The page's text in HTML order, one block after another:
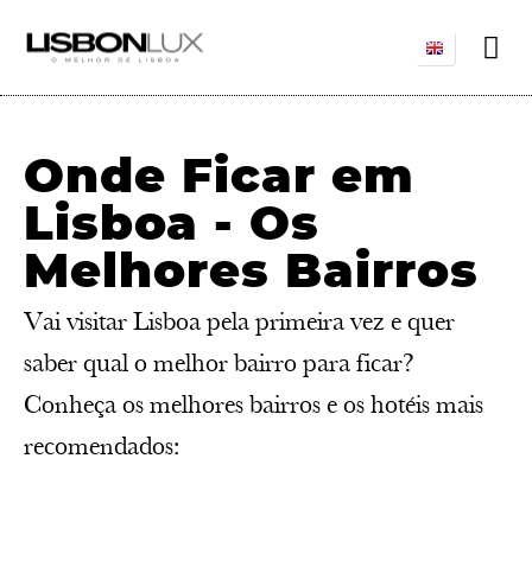
Onde Ficar em
Lisboa - Os
Melhores Bairros
Vai visitar Lisboa pela primeira vez e quer
saber qual o melhor bairro para ficar?
Conheça os melhores bairros e os hotéis mais
recomendados: